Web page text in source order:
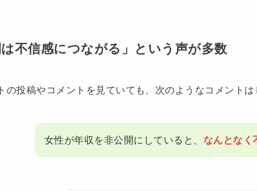
不信感につながる」という声が多数
の投稿やコメントを見ていても、次のようなコメントは
女性が年収を非公開にしていると、 なんとなく